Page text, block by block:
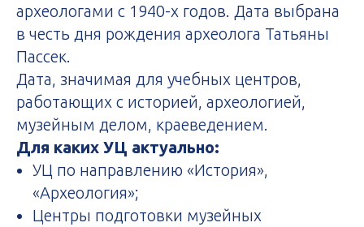
археологами с 1940-х годов. Дата выбрана
в честь дня рождения археолога Татьяны
Пассек.
Дата, значимая для учебных центров,
работающих с историей, археологией,
музейным делом, краеведением.
Для каких УЦ актуально:
УЦ по направлению «История»,
«Археология»;
Центры подготовки музейных